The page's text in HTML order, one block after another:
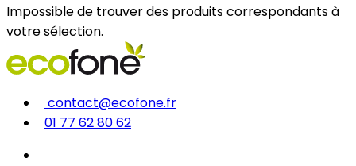
Impossible de trouver des produits correspondants à
votre sélection.
contact@ecofone.fr
01 77 62 80 62